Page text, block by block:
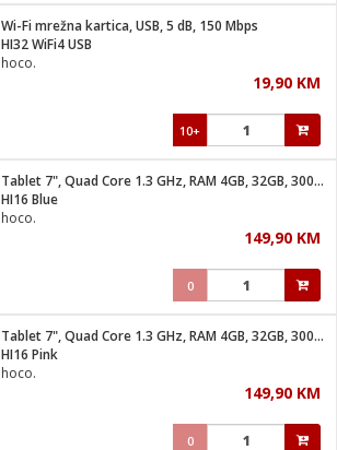
Wi-Fi mrežna kartica, USB, 5 dB, 150 Mbps
HI32 WiFi4 USB
hoco.
19,90 KM
10+
Tablet 7", Quad Core 1.3 GHz, RAM 4GB, 32GB, 3000 mAh
HI16 Blue
hoco.
149,90 KM
0
Tablet 7", Quad Core 1.3 GHz, RAM 4GB, 32GB, 3000 mAh
HI16 Pink
hoco.
149,90 KM
0